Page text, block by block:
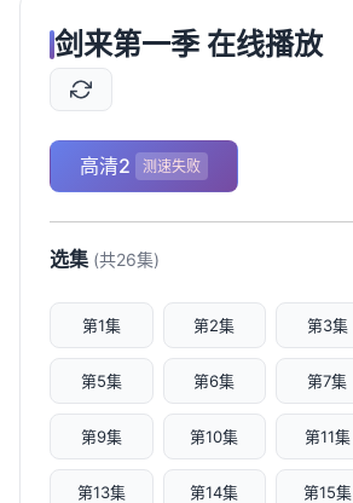
剑来第一季 在线播放
高清2 测速失败
选集 (共26集)
第1集 第2集 第3集
第5集 第6集 第7集
第9集 第10集 第11集
第13集 第14集 第15集